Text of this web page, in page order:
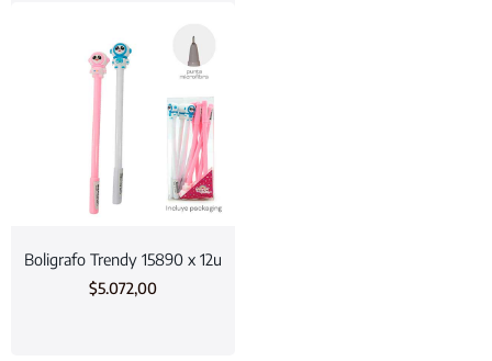
Boligrafo Trendy 15890 x 12u
$5.072,00